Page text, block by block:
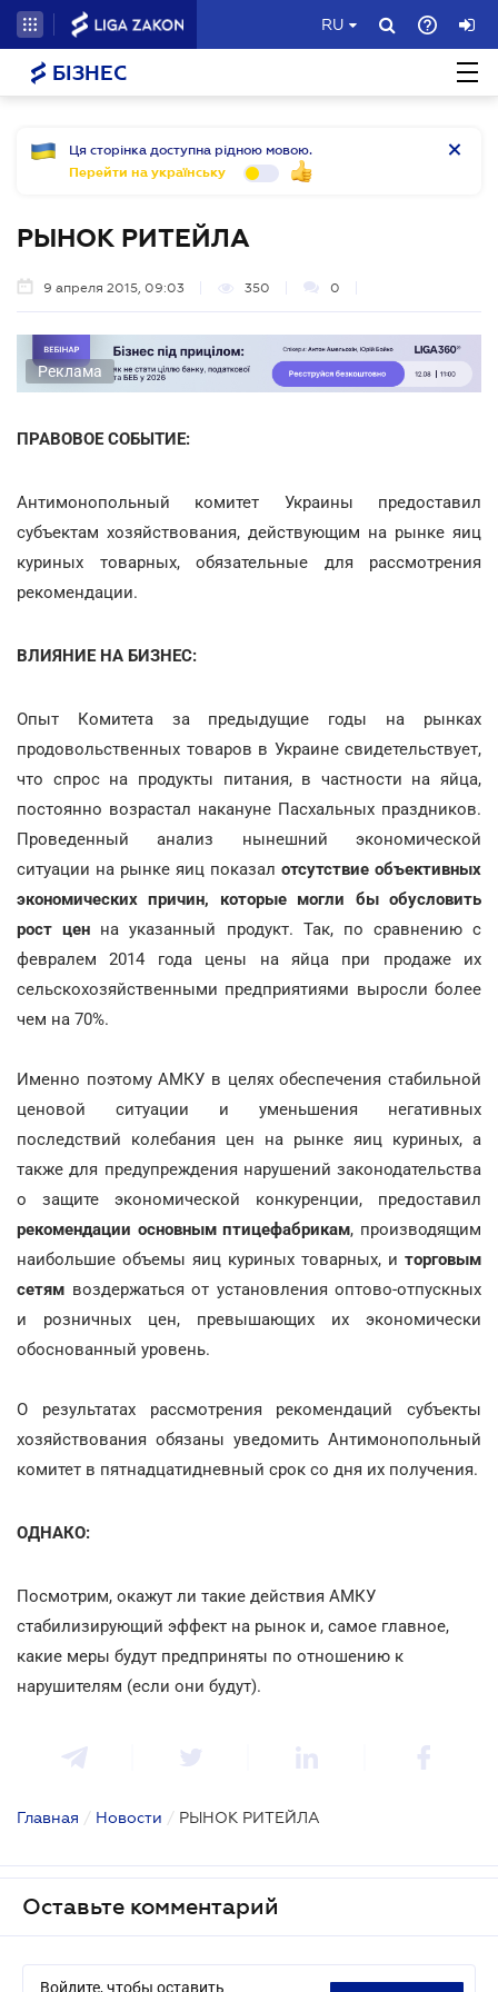
RU
БІЗНЕС
Ця сторінка доступна рідною мовою.
Перейти на українську
РЫНОК РИТЕЙЛА
9 апреля 2015, 09:03 350 0
Реклама
ПРАВОВОЕ СОБЫТИЕ:
Антимонопольный комитет Украины предоставил
субъектам хозяйствования, действующим на рынке яиц
куриных товарных, обязательные для рассмотрения
рекомендации.
ВЛИЯНИЕ НА БИЗНЕС:
Опыт Комитета за предыдущие годы на рынках
продовольственных товаров в Украине свидетельствует,
что спрос на продукты питания, в частности на яйца,
постоянно возрастал накануне Пасхальных праздников.
Проведенный анализ нынешний экономической
ситуации на рынке яиц показал отсутствие объективных
экономических причин, которые могли бы обусловить
рост цен на указанный продукт. Так, по сравнению с
февралем 2014 года цены на яйца при продаже их
сельскохозяйственными предприятиями выросли более
чем на 70%.
Именно поэтому АМКУ в целях обеспечения стабильной
ценовой ситуации и уменьшения негативных
последствий колебания цен на рынке яиц куриных, а
также для предупреждения нарушений законодательства
о защите экономической конкуренции, предоставил
рекомендации основным птицефабрикам, производящим
наибольшие объемы яиц куриных товарных, и торговым
сетям воздержаться от установления оптово-отпускных
и розничных цен, превышающих их экономически
обоснованный уровень.
О результатах рассмотрения рекомендаций субъекты
хозяйствования обязаны уведомить Антимонопольный
комитет в пятнадцатидневный срок со дня их получения.
ОДНАКО:
Посмотрим, окажут ли такие действия АМКУ
стабилизирующий эффект на рынок и, самое главное,
какие меры будут предприняты по отношению к
нарушителям (если они будут).
Главная / Новости / РЫНОК РИТЕЙЛА
Оставьте комментарий
Войдите, чтобы оставить